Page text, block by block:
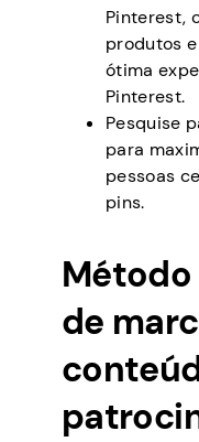
Pinterest,
produtos
ótima
Pinterest.
Pesquise
para
pessoas
pins.
Método
de